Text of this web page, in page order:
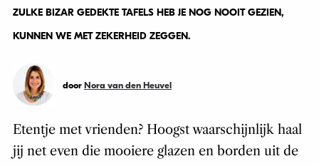
ZULKE BIZAR GEDEKTE TAFELS HEB JE NOG NOOIT GEZIEN,
KUNNEN WE MET ZEKERHEID ZEGGEN.
door Nora van den Heuvel
Etentje met vrienden? Hoogst waarschijnlijk haal
jij net even die mooiere glazen en borden uit de